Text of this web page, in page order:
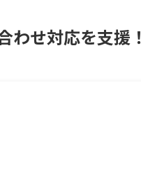
わせ対応を支援！